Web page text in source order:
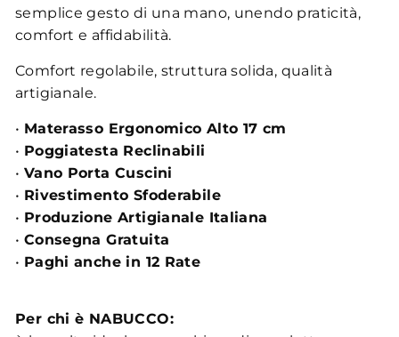
semplice gesto di una mano, unendo praticità,
comfort e affidabilità.
Comfort regolabile, struttura solida, qualità
artigianale.
• Materasso Ergonomico Alto 17 cm
• Poggiatesta Reclinabili
• Vano Porta Cuscini
• Rivestimento Sfoderabile
• Produzione Artigianale Italiana
• Consegna Gratuita
• Paghi anche in 12 Rate
Per chi è NABUCCO: